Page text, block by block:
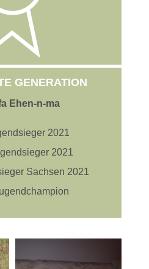
GENERATION
Ehen-n-ma
2021
2021
Sachsen 2021